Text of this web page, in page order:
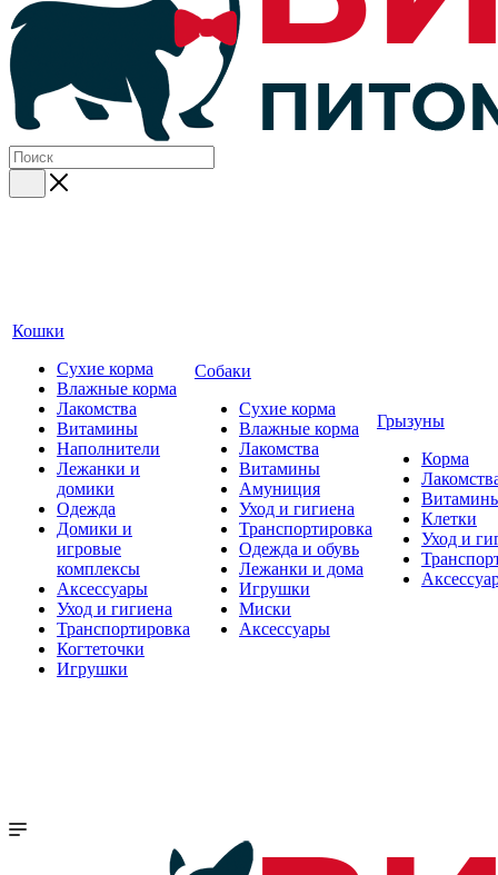
Кошки
Сухие корма
Влажные корма
Лакомства
Витамины
Наполнители
Лежанки и
домики
Одежда
Домики и
игровые
комплексы
Аксессуары
Уход и гигиена
Транспортировка
Когтеточки
Игрушки
Собаки
Сухие корма
Влажные корма
Лакомства
Витамины
Амуниция
Уход и гигиена
Транспортировка
Одежда и обувь
Лежанки и дома
Игрушки
Миски
Аксессуары
Грызуны
Корма
Клетки
Уход и